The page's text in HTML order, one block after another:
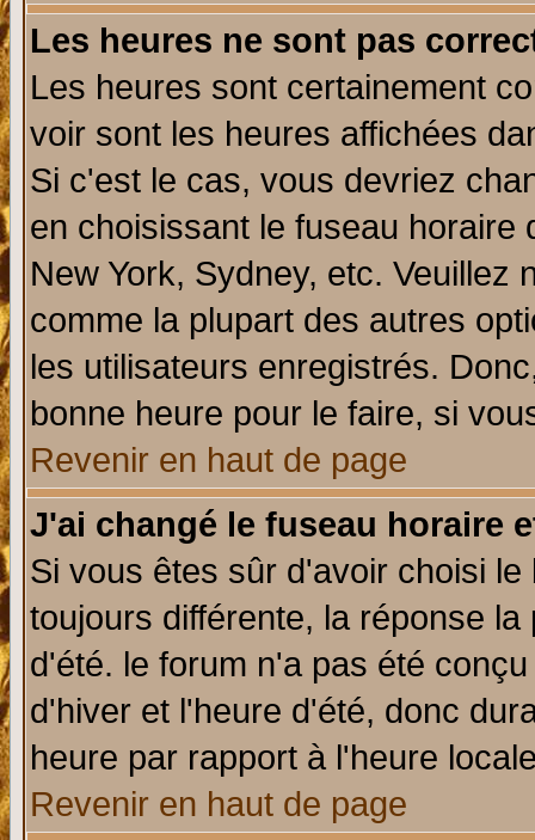
Les heures ne sont pas
Les heures sont certainement
voir sont les heures affichées
Si c'est le cas, vous devriez
en choisissant le fuseau
New York, Sydney, etc. Veuillez
comme la plupart des autres
les utilisateurs enregistrés.
bonne heure pour le faire, si
Revenir en haut de page
J'ai changé le fuseau horaire
Si vous êtes sûr d'avoir choisi
toujours différente, la réponse
d'été. le forum n'a pas été
d'hiver et l'heure d'été, donc
heure par rapport à l'heure
Revenir en haut de page